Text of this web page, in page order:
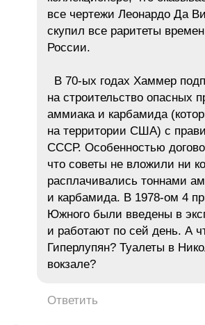
все чертежи Леонардо Да
скупил все раритеты
России.
В 70-ых годах Хаммер
на строительство опасных
аммиака и карбамида
на территории США) с
СССР. Особенностью
что советы не вложили ни
расплачивались тоннами
и карбамида. В 1978-ом 4
Южного были введены в
и работают по сей день. А
Гиперлупян? Туалеты в
вокзале?
Ответить